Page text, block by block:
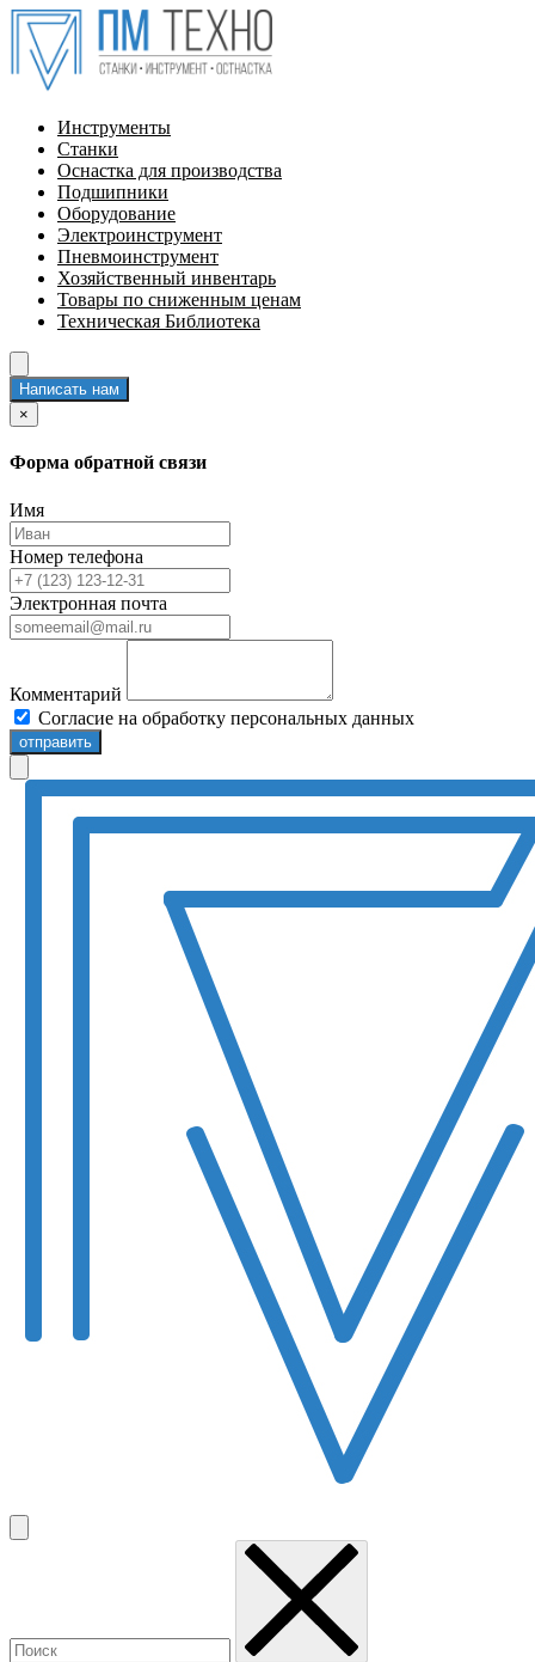
Инструменты
Станки
Оснастка для производства
Подшипники
Оборудование
Электроинструмент
Пневмоинструмент
Хозяйственный инвентарь
Товары по сниженным ценам
Техническая Библиотека
Написать нам
×
Форма обратной связи
Имя
Номер телефона
Электронная почта
Комментарий
Согласие на обработку персональных данных
отправить